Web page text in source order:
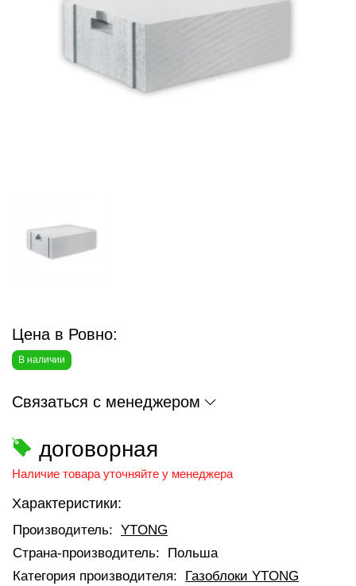
Цена в Ровно:
В наличии
Связаться с менеджером
договорная
Наличие товара уточняйте у менеджера
Характеристики:
Производитель: YTONG
Страна-производитель:
Польша
Категория производителя:
Газоблоки YTONG